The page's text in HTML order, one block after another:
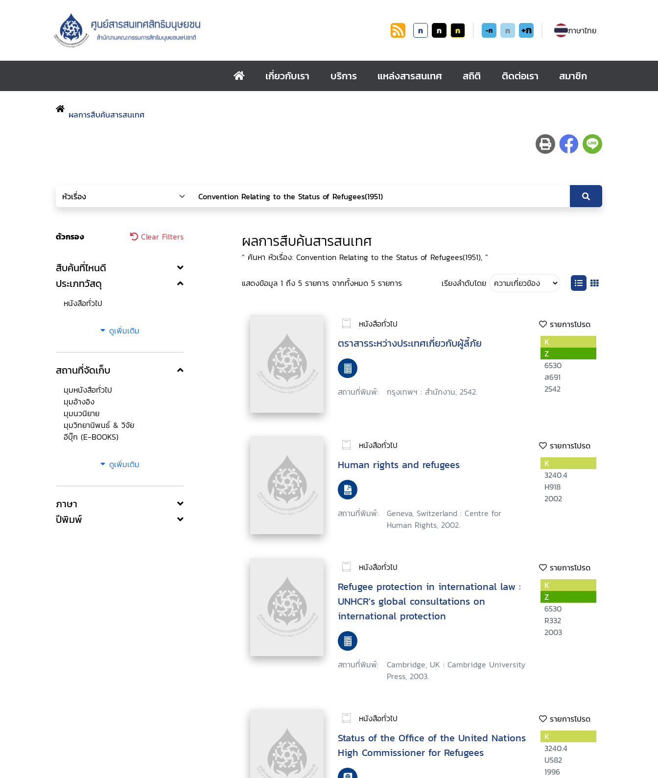
ก ก ก -ก ก +ก ภาษาไทย
เกี่ยวกับเรา บริการ แหล่งสารสนเทศ สถิติ ติดต่อเรา สมาชิก
ผลการสืบค้นสารสนเทศ
ตัวกรอง Clear Filters
สืบค้นที่ไหนดี
ประเภทวัสดุ
หนังสือทั่วไป
ดูเพิ่มเติม
สถานที่จัดเก็บ
มุมหนังสือทั่วไป
มุมอ้างอิง
มุมนวนิยาย
มุมวิทยานิพนธ์ & วิจัย
อีบุ๊ก (E-BOOKS)
ดูเพิ่มเติม
ภาษา
ปีพิมพ์
ผลการสืบค้นสารสนเทศ
“ ค้นหา หัวเรื่อง: Convention Relating to the Status of Refugees(1951), ”
แสดงข้อมูล 1 ถึง 5 รายการ จากทั้งหมด 5 รายการ เรียงลำดับโดย
หนังสือทั่วไป รายการโปรด
ตราสารระหว่างประเทศเกี่ยวกับผู้ลี้ภัย
สถานที่พิมพ์: กรุงเทพฯ : สำนักงาน, 2542.
K
Z
6530
ส691
2542
หนังสือทั่วไป รายการโปรด
Human rights and refugees
สถานที่พิมพ์:
Geneva, Switzerland : Centre for
Human Rights, 2002.
K
3240.4
H918
2002
หนังสือทั่วไป รายการโปรด
Refugee protection in international law :
UNHCR's global consultations on
international protection
สถานที่พิมพ์:
Cambridge, UK : Cambridge University
Press, 2003.
K
Z
6530
R332
2003
หนังสือทั่วไป รายการโปรด
Status of the Office of the United Nations
High Commissioner for Refugees
K
3240.4
U582
1996